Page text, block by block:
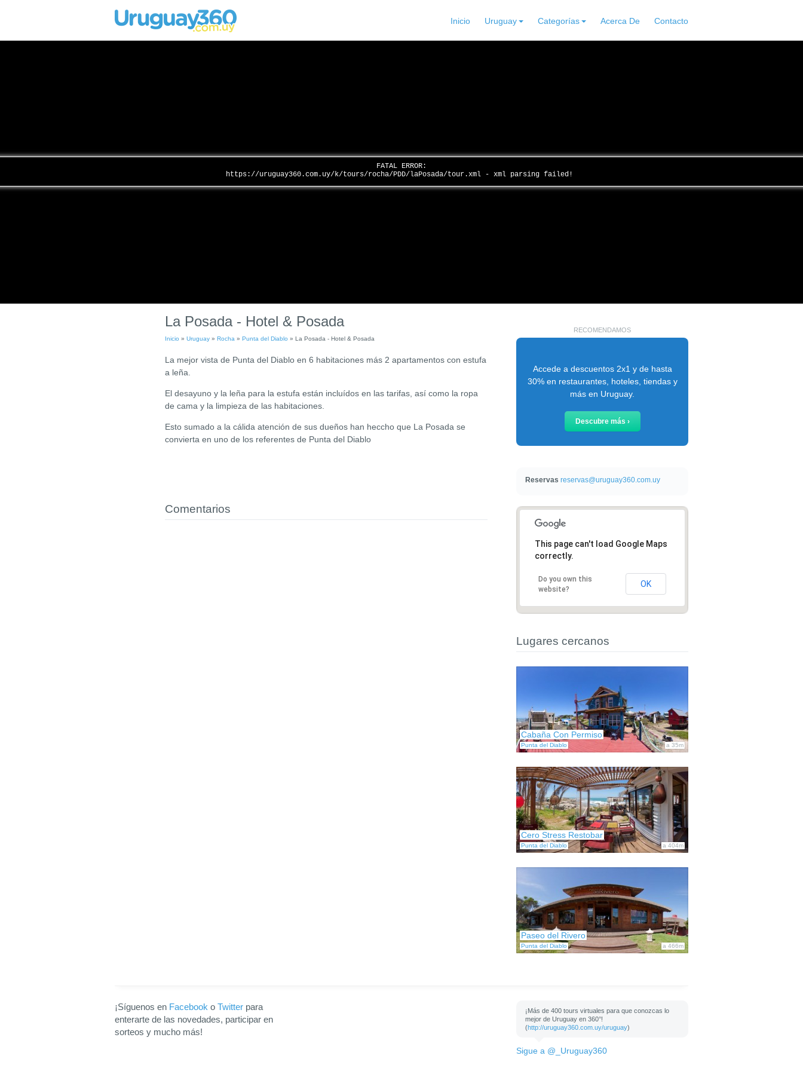
Inicio Uruguay Categorías Acerca De Contacto
FATAL ERROR:
https://uruguay360.com.uy/k/tours/rocha/PDD/laPosada/tour.xml - xml parsing failed!
La Posada - Hotel & Posada
Inicio » Uruguay » Rocha » Punta del Diablo » La Posada - Hotel & Posada
La mejor vista de Punta del Diablo en 6 habitaciones más 2 apartamentos con estufa
a leña.
El desayuno y la leña para la estufa están incluídos en las tarifas, así como la ropa
de cama y la limpieza de las habitaciones.
Esto sumado a la cálida atención de sus dueños han heccho que La Posada se
convierta en uno de los referentes de Punta del Diablo
Comentarios
RECOMENDAMOS
Accede a descuentos 2x1 y de hasta
30% en restaurantes, hoteles, tiendas y
más en Uruguay.
Descubre más ›
Reservas reservas@uruguay360.com.uy
This page can't load Google Maps
correctly.
Do you own this
website?
OK
Lugares cercanos
Punta del Diablo
Cabaña Con Permiso
a 35m
Punta del Diablo
Cero Stress Restobar
a 404m
Punta del Diablo
Paseo del Rivero
a 466m
¡Síguenos en Facebook o Twitter para
enterarte de las novedades, participar en
sorteos y mucho más!
¡Más de 400 tours virtuales para que conozcas lo
mejor de Uruguay en 360°!
(http://uruguay360.com.uy/uruguay)
Sigue a @_Uruguay360